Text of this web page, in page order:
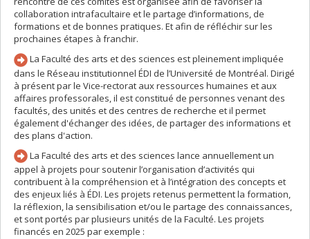
collaboration intrafacultaire et le partage d’informations, de
formations et de bonnes pratiques. Et afin de réfléchir sur les
prochaines étapes à franchir.
La Faculté des arts et des sciences est pleinement impliquée
dans le Réseau institutionnel ÉDI de l’Université de Montréal. Dirigé
à présent par le Vice-rectorat aux ressources humaines et aux
affaires professorales, il est constitué de personnes venant des
facultés, des unités et des centres de recherche et il permet
également d'échanger des idées, de partager des informations et
des plans d'action.
La Faculté des arts et des sciences lance annuellement un
appel à projets pour soutenir l’organisation d’activités qui
contribuent à la compréhension et à l’intégration des concepts et
des enjeux liés à ÉDI. Les projets retenus permettent la formation,
la réflexion, la sensibilisation et/ou le partage des connaissances,
et sont portés par plusieurs unités de la Faculté. Les projets
financés en 2025 par exemple :